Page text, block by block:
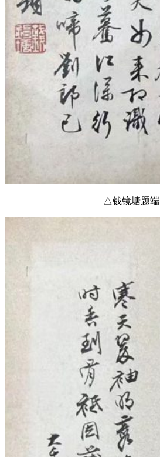
△钱镜塘题端